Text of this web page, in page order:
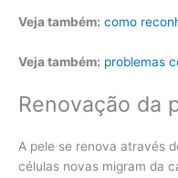
Veja também: como
Veja também: problemas
Renovação da
A pele se renova através
células novas migram da